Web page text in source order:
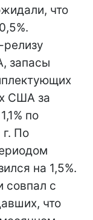
что
запасы
США за
по
По
на 1,5%.
совпал с
что